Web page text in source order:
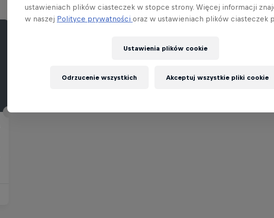
ustawieniach plików ciasteczek w stopce strony. Więcej informacji
w naszej Polityce prywatności oraz w ustawieniach plików ciasteczek
Ustawienia plików cookie
Odrzucenie wszystkich Akceptuj wszystkie pliki cookie